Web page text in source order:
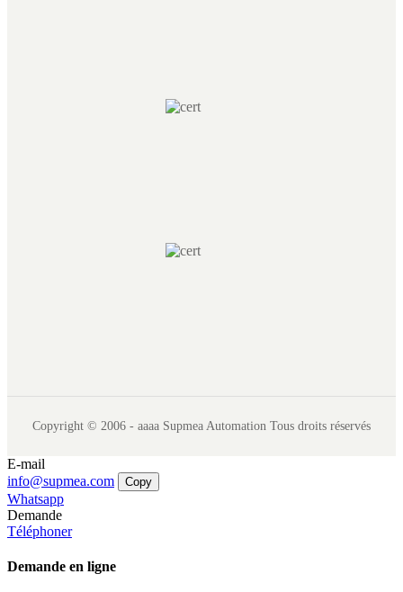
Copyright © 2006 - aaaa Supmea Automation Tous droits réservés
E-mail
info@supmea.com
Copy
Whatsapp
Demande
Téléphoner
Demande en ligne